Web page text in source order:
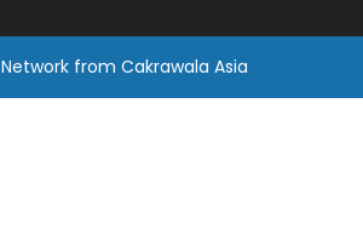
Networkfrom Cakrawala Asia